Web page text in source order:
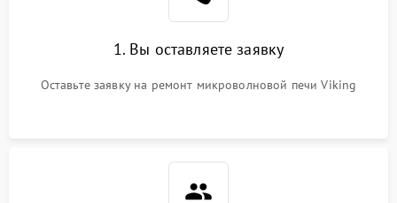
1. Вы оставляете заявку
Оставьте заявку на ремонт микроволновой печи Viking